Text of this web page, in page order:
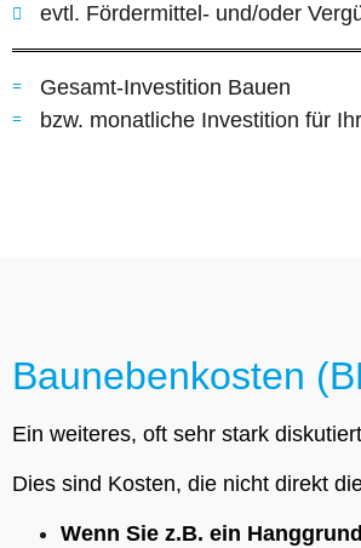
evtl. Fördermittel- und/oder
Gesamt-Investition Bauen
bzw. monatliche Investition für
Baunebenkosten
Ein weiteres, oft sehr stark
Dies sind Kosten, die nicht direkt
Wenn Sie z.B. ein